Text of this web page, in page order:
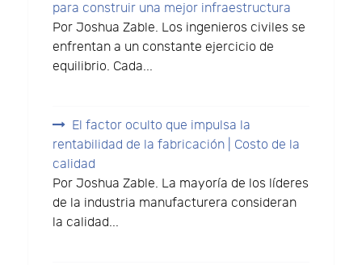
para construir una mejor infraestructura
Por Joshua Zable. Los ingenieros civiles se
enfrentan a un constante ejercicio de
equilibrio. Cada...
El factor oculto que impulsa la
rentabilidad de la fabricación | Costo de la
calidad
Por Joshua Zable. La mayoría de los líderes
de la industria manufacturera consideran
la calidad...